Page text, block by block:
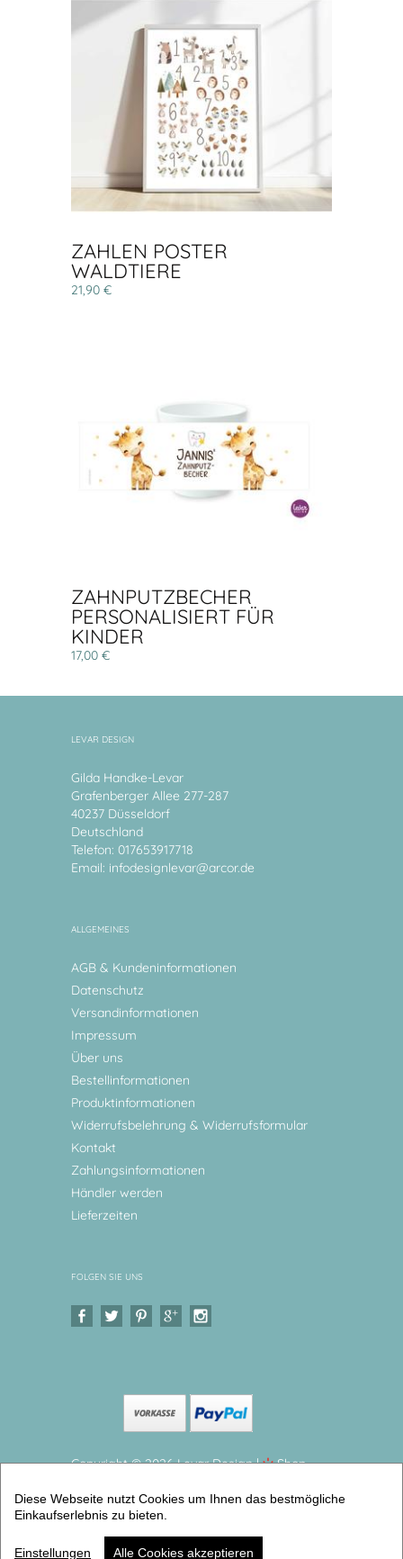
ZAHLEN POSTER
WALDTIERE
21,90 €
ZAHNPUTZBECHER
PERSONALISIERT FÜR
KINDER
17,00 €
LEVAR DESIGN
Gilda Handke-Levar
Grafenberger Allee 277-287
40237 Düsseldorf
Deutschland
Telefon: 017653917718
Email: infodesignlevar@arcor.de
ALLGEMEINES
AGB & Kundeninformationen
Datenschutz
Versandinformationen
Impressum
Über uns
Bestellinformationen
Produktinformationen
Widerrufsbelehrung & Widerrufsformular
Kontakt
Zahlungsinformationen
Händler werden
Lieferzeiten
FOLGEN SIE UNS
Copyright © 2026 Levar Design |
Shop
Kindergeschirr, Kinderteller Babyelefant Kinderteller
aus Melamin BPA frei (2er Geschirrset) |
Artikelnummer: 53099115 -3
Diese Webseite nutzt Cookies um Ihnen das bestmögliche
Einkaufserlebnis zu bieten.
Einstellungen Alle Cookies akzeptieren